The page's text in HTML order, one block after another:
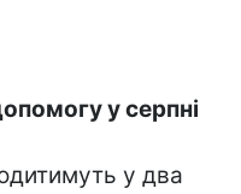
у серпні
у два